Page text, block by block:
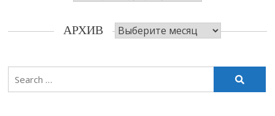
АРХИВ Архив
Search
for: